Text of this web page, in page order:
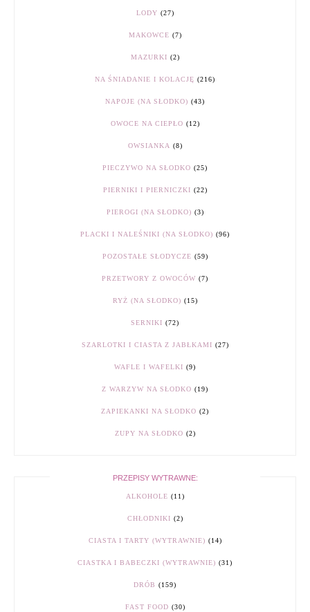
LODY (27)
MAKOWCE (7)
MAZURKI (2)
NA ŚNIADANIE I KOLACJĘ (216)
NAPOJE (NA SŁODKO) (43)
OWOCE NA CIEPŁO (12)
OWSIANKA (8)
PIECZYWO NA SŁODKO (25)
PIERNIKI I PIERNICZKI (22)
PIEROGI (NA SŁODKO) (3)
PLACKI I NALEŚNIKI (NA SŁODKO) (96)
POZOSTAŁE SŁODYCZE (59)
PRZETWORY Z OWOCÓW (7)
RYŻ (NA SŁODKO) (15)
SERNIKI (72)
SZARLOTKI I CIASTA Z JABŁKAMI (27)
WAFLE I WAFELKI (9)
Z WARZYW NA SŁODKO (19)
ZAPIEKANKI NA SŁODKO (2)
ZUPY NA SŁODKO (2)
PRZEPISY WYTRAWNE:
ALKOHOLE (11)
CHŁODNIKI (2)
CIASTA I TARTY (WYTRAWNIE) (14)
CIASTKA I BABECZKI (WYTRAWNIE) (31)
DRÓB (159)
FAST FOOD (30)